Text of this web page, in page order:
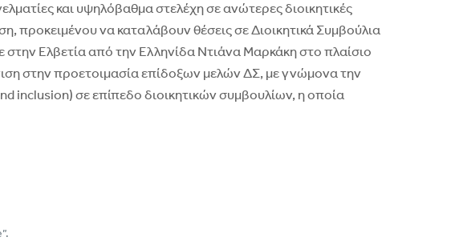
και υψηλόβαθμα στελέχη σε ανώτερες διοικητικές
προκειμένου να καταλάβουν θέσεις σε Διοικητικά Συμβούλια
στην Ελβετία από την Ελληνίδα Ντιάνα Μαρκάκη στο πλαίσιο
στην προετοιμασία επίδοξων μελών ΔΣ, με γνώμονα την
inclusion) σε επίπεδο διοικητικών συμβουλίων, η οποία